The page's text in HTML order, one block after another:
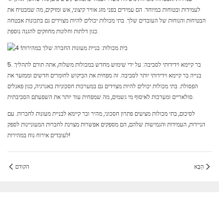
לעמידות ובטוחות במיוחד. הם עמידים בפני מזג אוויר קיצוני, אש ומזיקים, מה שמבטיח את
הבטיחות והנוחות של העובדים שלך. בתי מכולות יכולים להיות מצוידים גם בתכונות אבטחה
כגון דלתות וחלונות מחוזקים להגנה נוספת.
5. בר קיימא וידידותי לסביבה: על ידי שימוש מחדש במכולות משלוח, אתה תורם לתהליך
בנייה בר קיימא וידידותי יותר לסביבה. זה מפחית את הביקוש לחומרים חדשים וממזער את
הפסולת. בתי מכולות יכולים להיות מצוידים גם במערכות חסכוניות באנרגיה, כגון פאנלים
סולאריים ומערכות לאיסוף מי גשמים, מה שמפחית עוד יותר את השפעתם הסביבתית.
לסיכום, בתי מכולות מציעים פתרון חסכוני, מהיר ובר קיימא לבניית מעונות לחברות. עם
הניידות, העמידות והגמישות שלהם, הם מספקים אפשרות מצוינת לחברות המעוניינות לספק
לעובדים אירוח נוח במהירות!
הקודם הַבָּא